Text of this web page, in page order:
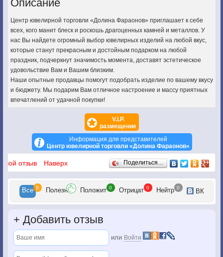
Описание
Центр ювелирной торговли «Долина Фараонов» приглашает к себе
всех, кого манит блеск и роскошь драгоценных камней и металлов. У
нас Вы найдете огромный выбор ювелирных изделий на любой вкус,
которые станут прекрасным и достойным подарком на любой
праздник, подчеркнут значимость момента, доставят эстетическое
удовольствие Вам и Вашим близким.
Наши опытные продавцы помогут подобрать изделие по вашему вкусу
и бюджету. Мы подарим Вам отличное настроение и массу приятных
впечатлений от удачной покупки!
V.I.P.
размещение
Информация для представителей
Центр ювелирной торговли «Долина Фараонов»
Отзывы
отзыв Наверх Поделиться…
Все 0 Полезн Положит 0 Отрицат 0 Нейтр 0 ВК
+ Добавить отзыв
или Войти